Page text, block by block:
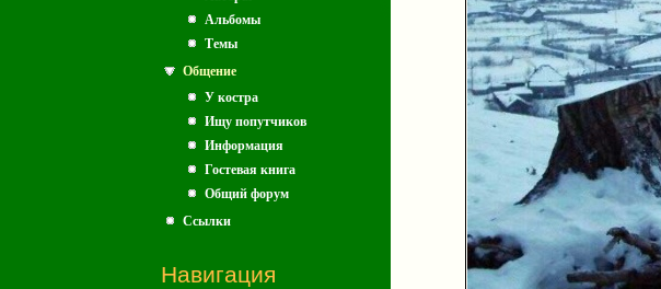
Альбомы
Темы
Общение
У костра
Ищу попутчиков
Информация
Гостевая книга
Общий форум
Ссылки
Навигация